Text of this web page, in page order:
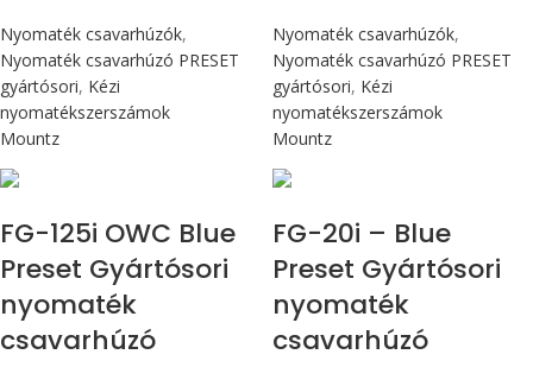
Nyomaték csavarhúzók,
Nyomaték csavarhúzó PRESET
gyártósori, Kézi
nyomatékszerszámok
Mountz
Nyomaték csavarhúzók,
Nyomaték csavarhúzó PRESET
gyártósori, Kézi
nyomatékszerszámok
Mountz
FG-125i OWC Blue
Preset Gyártósori
nyomaték
csavarhúzó
FG-20i – Blue
Preset Gyártósori
nyomaték
csavarhúzó